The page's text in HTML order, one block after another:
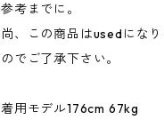
参考までに。
尚、この商品はusedにな
のでご了承下さい。
着用モデル176cm 67kg